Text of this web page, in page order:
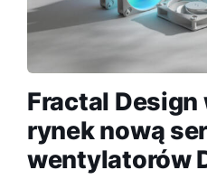
Fractal
rynek nową
wentylatorów